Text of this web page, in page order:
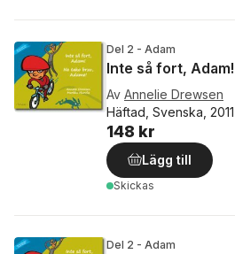
Del 2 - Adam
Inte så fort, Adam!
Av Annelie Drewsen
Häftad, Svenska, 2011
148 kr
Lägg till
Skickas
Del 2 - Adam